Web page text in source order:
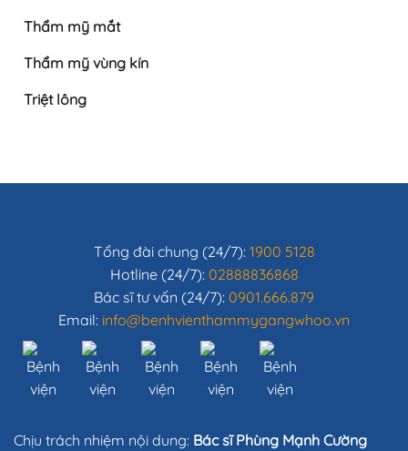
Thẩm mỹ mắt
Thẩm mỹ vùng kín
Triệt lông
Tổng đài chung (24/7): 1900 5128
Hotline (24/7): 02888836868
Bác sĩ tư vấn (24/7): 0901.666.879
Email: info@benhvienthammygangwhoo.vn
Chịu trách nhiệm nội dung: Bác sĩ Phùng Mạnh Cường